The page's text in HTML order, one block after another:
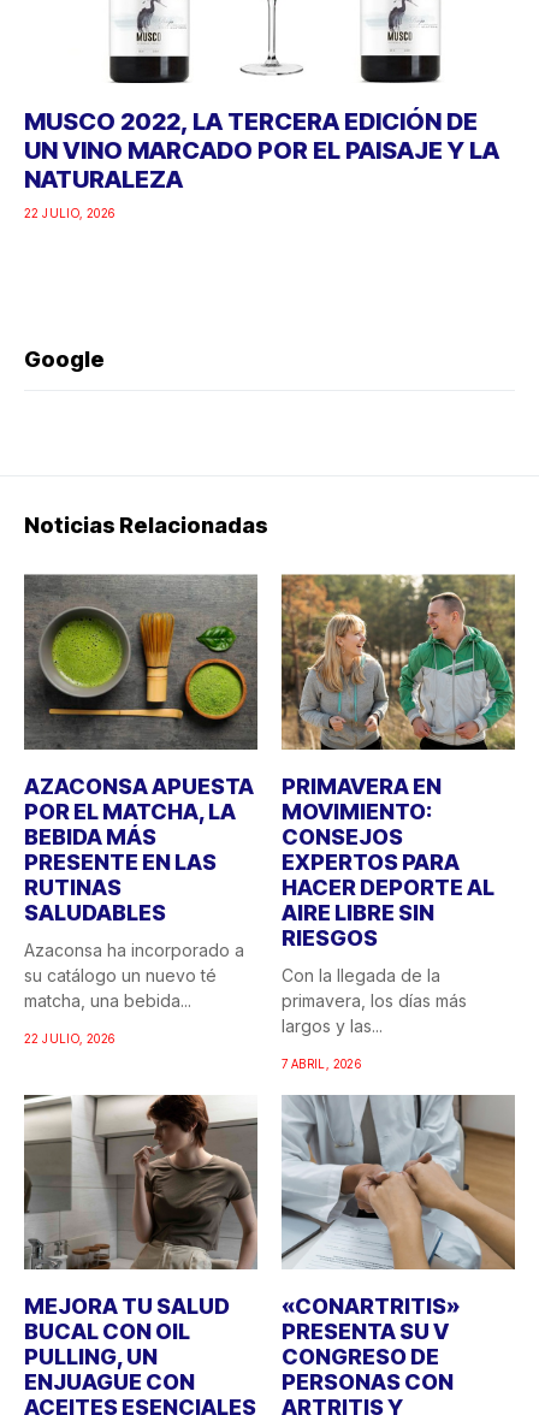
MUSCO 2022, LA TERCERA EDICIÓN DE
UN VINO MARCADO POR EL PAISAJE Y LA
NATURALEZA
22 JULIO, 2026
Google
Noticias Relacionadas
AZACONSA APUESTA
POR EL MATCHA, LA
BEBIDA MÁS
PRESENTE EN LAS
RUTINAS
SALUDABLES
Azaconsa ha incorporado a
su catálogo un nuevo té
matcha, una bebida...
22 JULIO, 2026
PRIMAVERA EN
MOVIMIENTO:
CONSEJOS
EXPERTOS PARA
HACER DEPORTE AL
AIRE LIBRE SIN
RIESGOS
Con la llegada de la
primavera, los días más
largos y las...
7 ABRIL, 2026
MEJORA TU SALUD
BUCAL CON OIL
PULLING, UN
ENJUAGUE CON
ACEITES ESENCIALES
«CONARTRITIS»
PRESENTA SU V
CONGRESO DE
PERSONAS CON
ARTRITIS Y